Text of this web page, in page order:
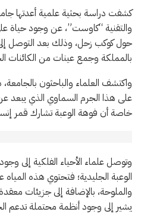
كشفت دراسة بحثية علمية أعدتها
والتقنية “كاوست”، عن وجود حياة
حول كوكب زحل، وذلك بعد التوصل إلى
بالمملكة وجمع عينات من الكائنات
واكتشف العلماء والباحثون
على هذا الجرم السماوي الذي يبعد عن
خاصة أن فوهة الوعبة تشارك قمر
وتوصل علماء الأحياء الفلكية إلى
الوعبة الجليدية؛ فتحتوي هذه
والملوحة، بالإضافة إلى جزيئات
يشير إلى وجود أنظمة محتملة تدعم